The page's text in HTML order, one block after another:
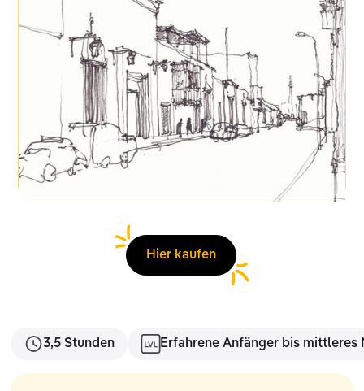
Hier kaufen
3,5 Stunden Erfahrene Anfänger bis mittleres